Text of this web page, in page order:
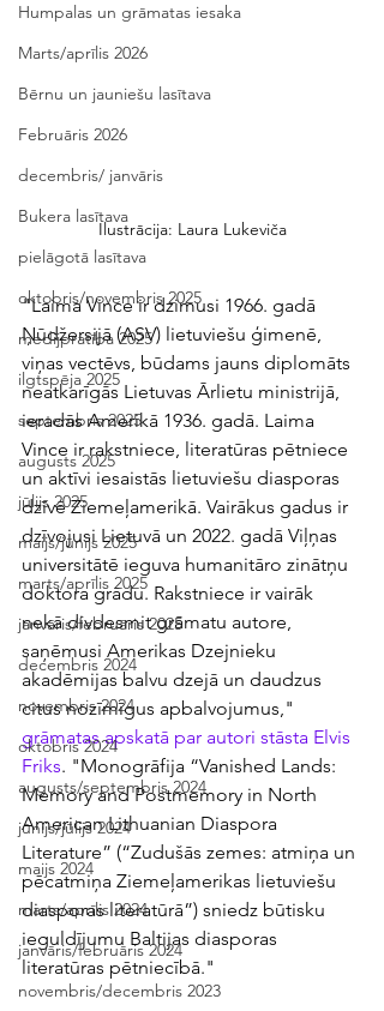
Humpalas un grāmatas iesaka
Marts/aprīlis 2026
Bērnu un jauniešu lasītava
Februāris 2026
decembris/ janvāris
Bukera lasītava
pielāgotā lasītava
oktobris/novembris 2025
medijpratība 2025
ilgtspēja 2025
septembris 2025
augusts 2025
jūlijs 2025
maijs/jūnijs 2025
marts/aprīlis 2025
janvāris/februāris 2025
decembris 2024
novembris 2024
oktobris 2024
augusts/septembris 2024
jūnijs/jūlijs 2024
maijs 2024
marts/aprīlis 2024
janvāris/februāris 2024
novembris/decembris 2023
Ilustrācija: Laura Lukeviča
"Laima Vince ir dzimusi 1966. gadā
Ņūdžersijā (ASV) lietuviešu ģimenē,
viņas vectēvs, būdams jauns diplomāts
neatkarīgās Lietuvas Ārlietu ministrijā,
ieradās Amerikā 1936. gadā. Laima
Vince ir rakstniece, literatūras pētniece
un aktīvi iesaistās lietuviešu diasporas
dzīvē Ziemeļamerikā. Vairākus gadus ir
dzīvojusi Lietuvā un 2022. gadā Viļņas
universitātē ieguva humanitāro zinātņu
doktora grādu. Rakstniece ir vairāk
nekā divdesmit grāmatu autore,
saņēmusi Amerikas Dzejnieku
akadēmijas balvu dzejā un daudzus
citus nozīmīgus apbalvojumus,"
grāmatas apskatā par autori stāsta Elvis
Friks. "Monogrāfija “Vanished Lands:
Memory and Postmemory in North
American Lithuanian Diaspora
Literature” (“Zudušās zemes: atmiņa un
pēcatmiņa Ziemeļamerikas lietuviešu
diasporas literatūrā”) sniedz būtisku
ieguldījumu Baltijas diasporas
literatūras pētniecībā."